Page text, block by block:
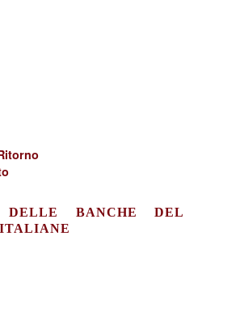
DELLE BANCHE DEL